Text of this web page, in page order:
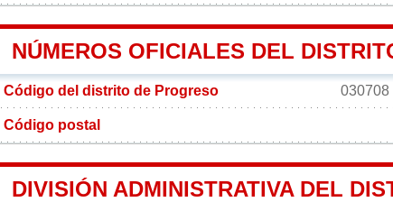
NÚMEROS OFICIALES DEL
Código del distrito de Progreso 030708
Código postal
DIVISIÓN ADMINISTRATIVA DEL